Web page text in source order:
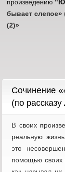
произведению
бывает слепое»
(2)»
Cочинение
(по
В своих
реальную
это
помощью своих